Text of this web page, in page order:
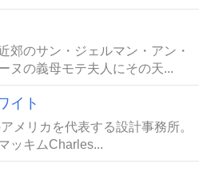
郊のサン・ジェルマン・アン・
ヌの義母モテ夫人にその天...
イト
メリカを代表する設計事務所。
ッキムCharles...